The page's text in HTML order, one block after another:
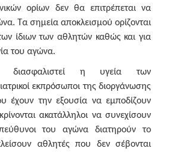
ορίων δεν θα επιτρέπεται να
Τα σημεία αποκλεισμού ορίζονται
ίδιων των αθλητών καθώς και για
του αγώνα.
διασφαλιστεί η υγεία των
εκπρόσωποι της διοργάνωσης
έχουν την εξουσία να εμποδίζουν
ακατάλληλοι να συνεχίσουν
του αγώνα διατηρούν το
αθλητές που δεν σέβονται